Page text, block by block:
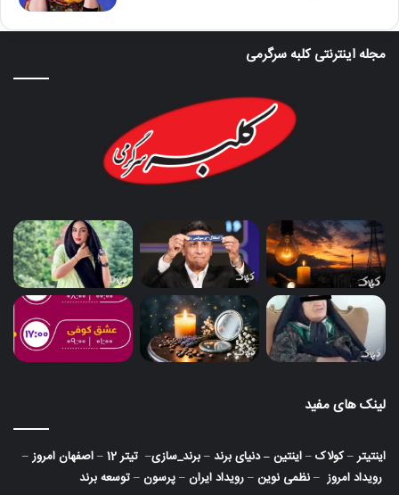
مجله اینترنتی کلبه سرگرمی
لینک های مفید
اینتیتر–کولاک–اینتین–دنیای برند–برند_سازی– تیتر 12 –اصفهان امروز–
رویداد امروز–نظمی نوین–رویداد ایران–پرسون–توسعه برند